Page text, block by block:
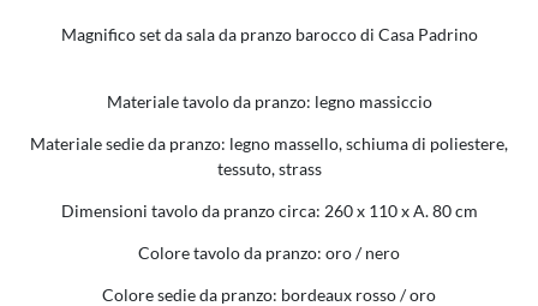
Magnifico set da sala da pranzo barocco di Casa Padrino
Materiale tavolo da pranzo: legno massiccio
Materiale sedie da pranzo: legno massello, schiuma di poliestere,
tessuto, strass
Dimensioni tavolo da pranzo circa: 260 x 110 x A. 80 cm
Colore tavolo da pranzo: oro / nero
Colore sedie da pranzo: bordeaux rosso / oro